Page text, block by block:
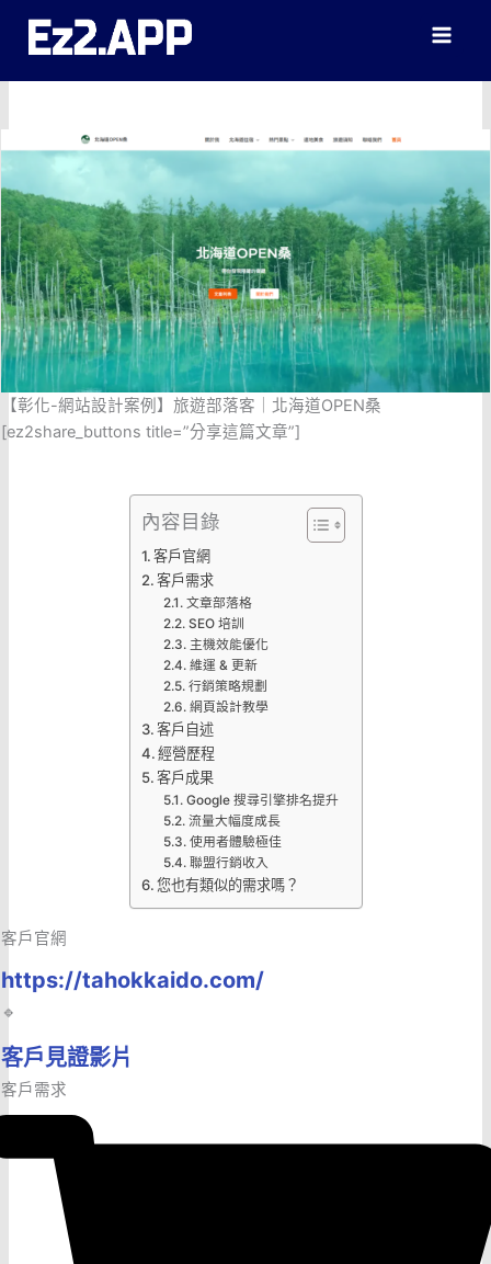
【彰化-網站設計案例】旅遊部落客｜北海道OPEN桑
[ez2share_buttons title=”分享這篇文章”]
內容目錄
客戶官網
客戶需求
文章部落格
SEO 培訓
主機效能優化
維運 & 更新
行銷策略規劃
網頁設計教學
客戶自述
經營歷程
客戶成果
Google 搜尋引擎排名提升
流量大幅度成長
使用者體驗極佳
聯盟行銷收入
您也有類似的需求嗎？
客戶官網
https://tahokkaido.com/
🔹
客戶見證影片
客戶需求